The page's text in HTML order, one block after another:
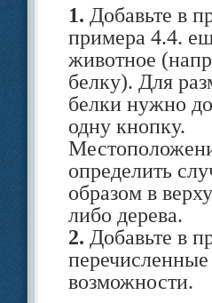
свойства
запу­ске
Размеры
= 200.
1. Добавьте в
примера 4.4.
животное
белку). Для
белки нужно
одну кнопку.
определить
образом в
либо дерева.
2. Добавьте в
перечисленные
возможности.